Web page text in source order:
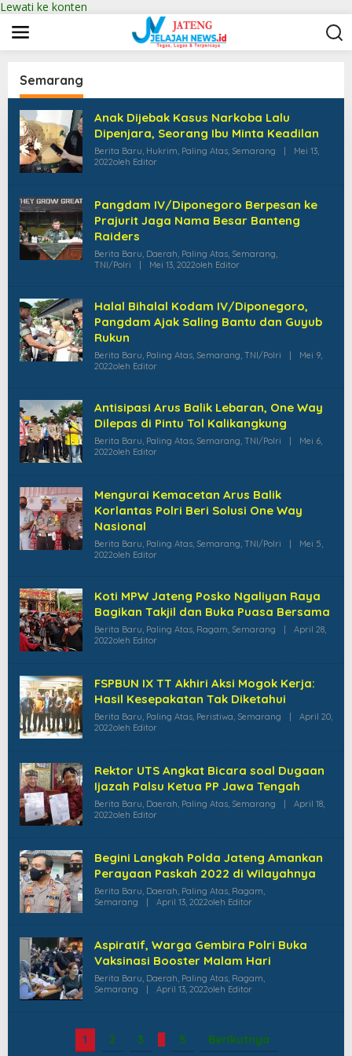
Lewati ke konten
Semarang
Anak Dijebak Kasus Narkoba Lalu
Dipenjara, Seorang Ibu Minta Keadilan
Berita Baru, Hukrim, Paling Atas, Semarang
Mei 13,
2022Oleh Editor
Pangdam IV/Diponegoro Berpesan ke
Prajurit Jaga Nama Besar Banteng
Raiders
Berita Baru, Daerah, Paling Atas, Semarang,
TNI/Polri
Mei 13, 2022Oleh Editor
Halal Bihalal Kodam IV/Diponegoro,
Pangdam Ajak Saling Bantu dan Guyub
Rukun
Berita Baru, Paling Atas, Semarang, TNI/Polri
Mei 9,
2022Oleh Editor
Antisipasi Arus Balik Lebaran, One Way
Dilepas di Pintu Tol Kalikangkung
Berita Baru, Paling Atas, Semarang, TNI/Polri
Mei 6,
2022Oleh Editor
Mengurai Kemacetan Arus Balik
Korlantas Polri Beri Solusi One Way
Nasional
Berita Baru, Paling Atas, Semarang, TNI/Polri
Mei 5,
2022Oleh Editor
Koti MPW Jateng Posko Ngaliyan Raya
Bagikan Takjil dan Buka Puasa Bersama
Berita Baru, Paling Atas, Ragam, Semarang
April 28,
2022Oleh Editor
FSPBUN IX TT Akhiri Aksi Mogok Kerja:
Hasil Kesepakatan Tak Diketahui
Berita Baru, Paling Atas, Peristiwa, Semarang
April 20,
2022Oleh Editor
Rektor UTS Angkat Bicara soal Dugaan
Ijazah Palsu Ketua PP Jawa Tengah
Berita Baru, Daerah, Paling Atas, Semarang
April 18,
2022Oleh Editor
Begini Langkah Polda Jateng Amankan
Perayaan Paskah 2022 di Wilayahnya
Berita Baru, Daerah, Paling Atas, Ragam,
Semarang
April 13, 2022Oleh Editor
Aspiratif, Warga Gembira Polri Buka
Vaksinasi Booster Malam Hari
Berita Baru, Daerah, Paling Atas, Ragam,
Semarang
April 13, 2022Oleh Editor
1 2 3 … 5 Berikutnya